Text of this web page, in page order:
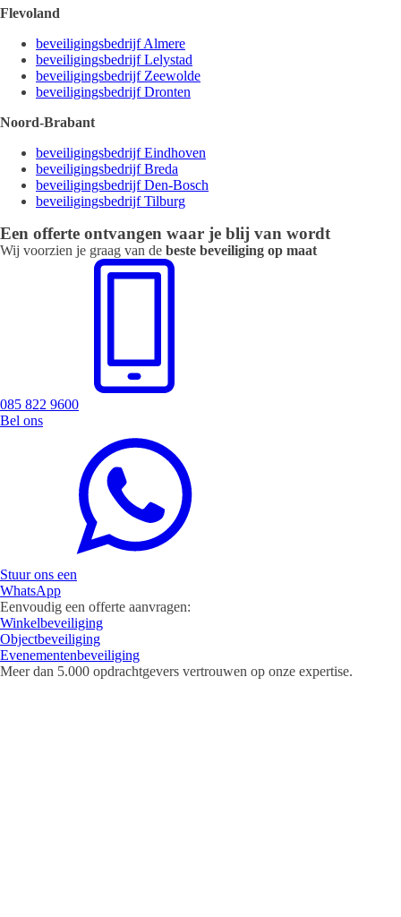
Flevoland
beveiligingsbedrijf Almere
beveiligingsbedrijf Lelystad
beveiligingsbedrijf Zeewolde
beveiligingsbedrijf Dronten
Noord-Brabant
beveiligingsbedrijf Eindhoven
beveiligingsbedrijf Breda
beveiligingsbedrijf Den-Bosch
beveiligingsbedrijf Tilburg
Een offerte ontvangen waar je blij van wordt
Wij voorzien je graag van de beste beveiliging op maat
085 822 9600
Bel ons
Stuur ons een
WhatsApp
Eenvoudig een offerte aanvragen:
Winkelbeveiliging
Objectbeveiliging
Evenementenbeveiliging
Meer dan 5.000 opdrachtgevers vertrouwen op onze expertise.